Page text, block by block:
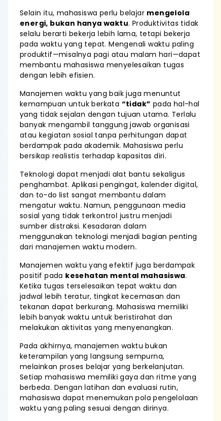
Selain itu, mahasiswa perlu belajar mengelola
energi, bukan hanya waktu. Produktivitas tidak
selalu berarti bekerja lebih lama, tetapi bekerja
pada waktu yang tepat. Mengenali waktu paling
produktif—misalnya pagi atau malam hari—dapat
membantu mahasiswa menyelesaikan tugas
dengan lebih efisien.
Manajemen waktu yang baik juga menuntut
kemampuan untuk berkata “tidak” pada hal-hal
yang tidak sejalan dengan tujuan utama. Terlalu
banyak mengambil tanggung jawab organisasi
atau kegiatan sosial tanpa perhitungan dapat
berdampak pada akademik. Mahasiswa perlu
bersikap realistis terhadap kapasitas diri.
Teknologi dapat menjadi alat bantu sekaligus
penghambat. Aplikasi pengingat, kalender digital,
dan to-do list sangat membantu dalam
mengatur waktu. Namun, penggunaan media
sosial yang tidak terkontrol justru menjadi
sumber distraksi. Kesadaran dalam
menggunakan teknologi menjadi bagian penting
dari manajemen waktu modern.
Manajemen waktu yang efektif juga berdampak
positif pada kesehatan mental mahasiswa.
Ketika tugas terselesaikan tepat waktu dan
jadwal lebih teratur, tingkat kecemasan dan
tekanan dapat berkurang. Mahasiswa memiliki
lebih banyak waktu untuk beristirahat dan
melakukan aktivitas yang menyenangkan.
Pada akhirnya, manajemen waktu bukan
keterampilan yang langsung sempurna,
melainkan proses belajar yang berkelanjutan.
Setiap mahasiswa memiliki gaya dan ritme yang
berbeda. Dengan latihan dan evaluasi rutin,
mahasiswa dapat menemukan pola pengelolaan
waktu yang paling sesuai dengan dirinya.